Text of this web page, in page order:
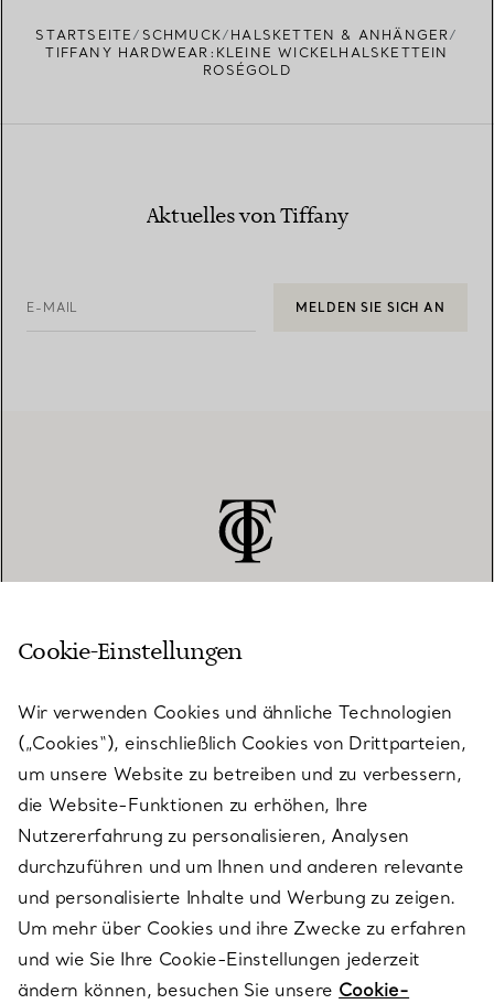
STARTSEITE SCHMUCK
HALSKETTEN & ANHÄNGER
TIFFANY HARDWEAR:KLEINE WICKELHALSKETTEIN
ROSÉGOLD
Aktuelles von Tiffany
E-MAIL MELDEN SIE SICH AN
KUNDENSERVICE
SERVICES
ÜBER TIFFANY & CO.
RECHTLICHE HINWEISE
Cookie-Einstellungen
Wir verwenden Cookies und ähnliche Technologien
(„Cookies“), einschließlich Cookies von Drittparteien,
um unsere Website zu betreiben und zu verbessern,
die Website-Funktionen zu erhöhen, Ihre
Nutzererfahrung zu personalisieren, Analysen
durchzuführen und um Ihnen und anderen relevante
und personalisierte Inhalte und Werbung zu zeigen.
Um mehr über Cookies und ihre Zwecke zu erfahren
und wie Sie Ihre Cookie-Einstellungen jederzeit
ändern können, besuchen Sie unsere Cookie-